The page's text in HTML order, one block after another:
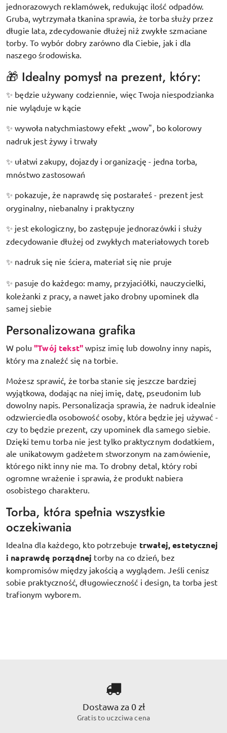
jednorazowych reklamówek, redukując ilość odpadów.
Gruba, wytrzymała tkanina sprawia, że torba służy przez
długie lata, zdecydowanie dłużej niż zwykłe szmaciane
torby. To wybór dobry zarówno dla Ciebie, jak i dla
naszego środowiska.
🎁 Idealny pomysł na prezent, który:
✨ będzie używany codziennie, więc Twoja niespodzianka
nie wyląduje w kącie
✨ wywoła natychmiastowy efekt „wow", bo kolorowy
nadruk jest żywy i trwały
✨ ułatwi zakupy, dojazdy i organizację - jedna torba,
mnóstwo zastosowań
✨ pokazuje, że naprawdę się postarałeś - prezent jest
oryginalny, niebanalny i praktyczny
✨ jest ekologiczny, bo zastępuje jednorazówki i służy
zdecydowanie dłużej od zwykłych materiałowych toreb
✨ nadruk się nie ściera, materiał się nie pruje
✨ pasuje do każdego: mamy, przyjaciółki, nauczycielki,
koleżanki z pracy, a nawet jako drobny upominek dla
samej siebie
Personalizowana grafika
W polu"Twój tekst" wpisz imię lub dowolny inny napis,
który ma znaleźć się na torbie.
Możesz sprawić, że torba stanie się jeszcze bardziej
wyjątkowa, dodając na niej imię, datę, pseudonim lub
dowolny napis. Personalizacja sprawia, że nadruk idealnie
odzwierciedla osobowość osoby, która będzie jej używać -
czy to będzie prezent, czy upominek dla samego siebie.
Dzięki temu torba nie jest tylko praktycznym dodatkiem,
ale unikatowym gadżetem stworzonym na zamówienie,
którego nikt inny nie ma. To drobny detal, który robi
ogromne wrażenie i sprawia, że produkt nabiera
osobistego charakteru.
Torba, która spełnia wszystkie
oczekiwania
Idealna dla każdego, kto potrzebuje trwałej, estetycznej
i naprawdę porządnej torby na co dzień, bez
kompromisów między jakością a wyglądem. Jeśli cenisz
sobie praktyczność, długowieczność i design, ta torba jest
trafionym wyborem.
Dostawa za 0 zł
Gratis to uczciwa cena